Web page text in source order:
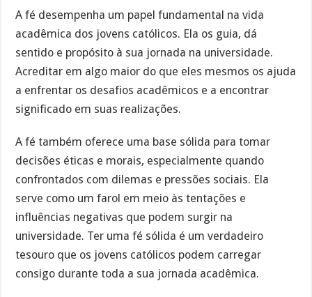
A fé desempenha um papel fundamental na vida
acadêmica dos jovens católicos. Ela os guia, dá
sentido e propósito à sua jornada na universidade.
Acreditar em algo maior do que eles mesmos os ajuda
a enfrentar os desafios acadêmicos e a encontrar
significado em suas realizações.
A fé também oferece uma base sólida para tomar
decisões éticas e morais, especialmente quando
confrontados com dilemas e pressões sociais. Ela
serve como um farol em meio às tentações e
influências negativas que podem surgir na
universidade. Ter uma fé sólida é um verdadeiro
tesouro que os jovens católicos podem carregar
consigo durante toda a sua jornada acadêmica.